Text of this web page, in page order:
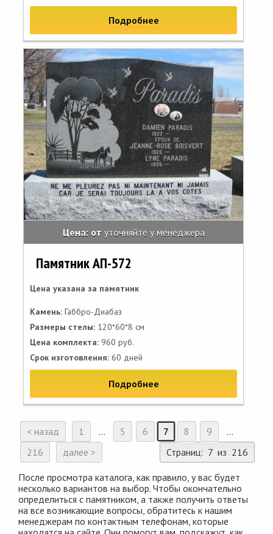
Подробнее
Цена: от уточняйте у менеджера
Памятник АП-572
Цена указана за памятник
Камень: Габбро-Диабаз
Размеры стелы: 120*60*8 см
Цена комплекта: 960 руб.
Срок изготовления: 60 дней
Подробнее
< назад 1 ... 5 6 7 8 9
...
216
далее > Страниц: 7 из 216
После просмотра каталога, как правило, у вас будет
несколько вариантов на выбор. Чтобы окончательно
определиться с памятником, а также получить ответы
на все возникающие вопросы, обратитесь к нашим
менеджерам по контактным телефонам, которые